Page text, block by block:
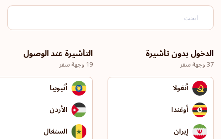
الدخول بدون تأشيرة
37 وجهة سفر
أنغولا
أوغندا
إيران
التأشيرة عند الوصول
19 وجهة سفر
أثيوبيا
الأردن
السنغال